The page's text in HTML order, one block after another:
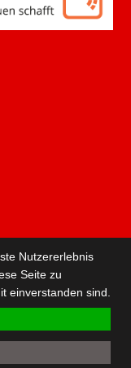
Nutzererlebnis
Seite zu
einverstanden sind.